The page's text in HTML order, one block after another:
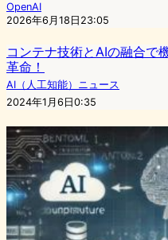
OpenAI
2026年6月18日23:05
コンテナ技術とAIの融合で
革命！
AI（人工知能）ニュース
2024年1月6日0:35